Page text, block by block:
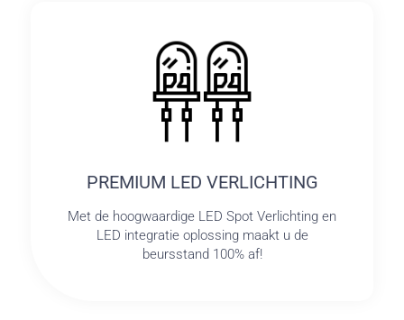
PREMIUM LED VERLICHTING
Met de hoogwaardige LED Spot Verlichting en
LED integratie oplossing maakt u de
beursstand 100% af!